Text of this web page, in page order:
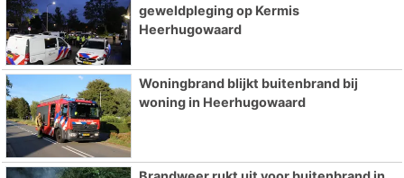
geweldpleging op Kermis
Heerhugowaard
Woningbrand blijkt buitenbrand bij
woning in Heerhugowaard